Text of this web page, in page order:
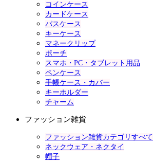
コインケース
カードケース
パスケース
キーケース
マネークリップ
ポーチ
スマホ・PC・タブレット用品
ペンケース
手帳ケース・カバー
キーホルダー
チャーム
ファッション雑貨
ファッション雑貨カテゴリすべて
ネックウェア・ネクタイ
帽子